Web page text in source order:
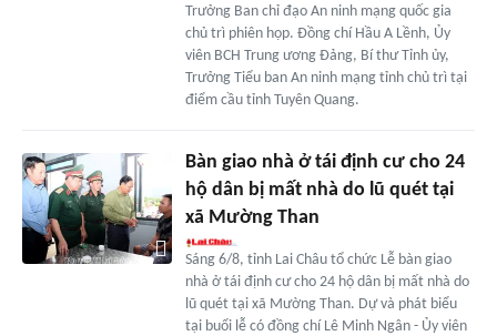
Trưởng Ban chỉ đạo An ninh mạng quốc gia
chủ trì phiên họp. Đồng chí Hầu A Lềnh, Ủy
viên BCH Trung ương Đảng, Bí thư Tỉnh ủy,
Trưởng Tiểu ban An ninh mạng tỉnh chủ trì tại
điểm cầu tỉnh Tuyên Quang.
Bàn giao nhà ở tái định cư cho 24
hộ dân bị mất nhà do lũ quét tại
xã Mường Than
Sáng 6/8, tỉnh Lai Châu tổ chức Lễ bàn giao
nhà ở tái định cư cho 24 hộ dân bị mất nhà do
lũ quét tại xã Mường Than. Dự và phát biểu
tại buổi lễ có đồng chí Lê Minh Ngân - Ủy viên